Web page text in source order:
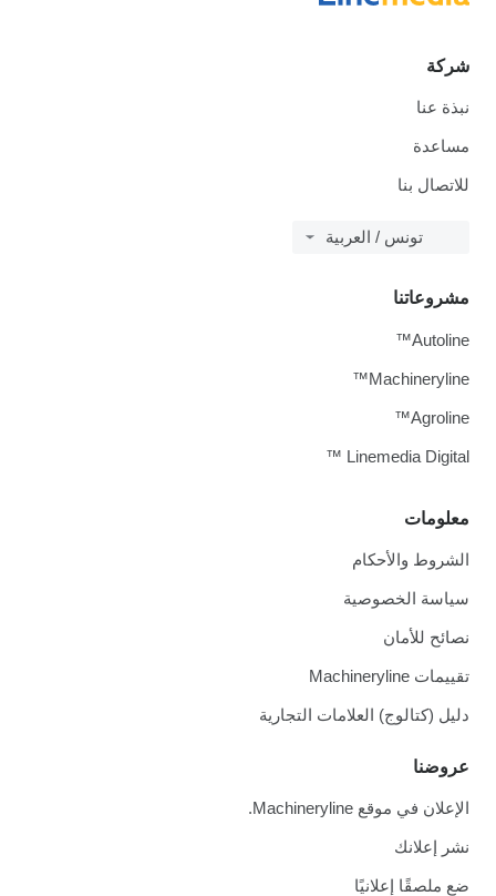
شركة
نبذة عنا
مساعدة
للاتصال بنا
تونس / العربية
معلومات
الشروط والأحكام
سياسة الخصوصية
نصائح للأمان
تقييمات Machineryline
دليل (كتالوج) العلامات التجارية
عروضنا
الإعلان في موقع Machineryline.
نشر إعلانك
ضع ملصقًا إعلانيًا
مشروعاتنا
Autoline™
Machineryline™
Agroline™
Linemedia Digital ™